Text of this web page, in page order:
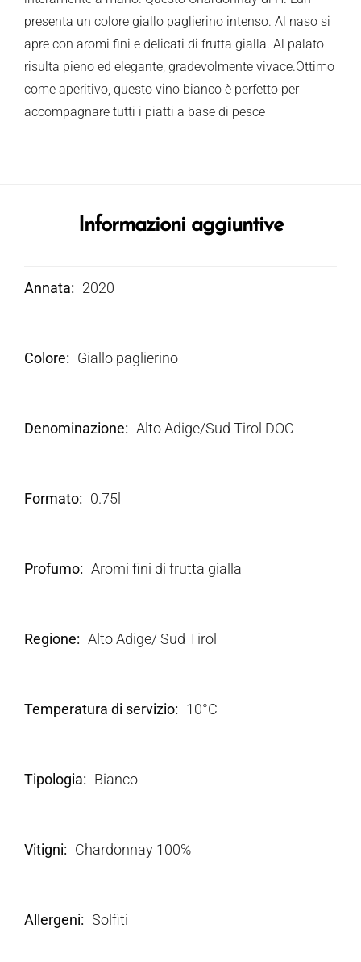
presenta un colore giallo paglierino intenso. Al naso si
apre con aromi fini e delicati di frutta gialla. Al palato
risulta pieno ed elegante, gradevolmente vivace.Ottimo
come aperitivo, questo vino bianco è perfetto per
accompagnare tutti i piatti a base di pesce
Informazioni aggiuntive
Annata 2020
Colore Giallo paglierino
Denominazione Alto Adige/Sud Tirol DOC
Formato 0.75l
Profumo Aromi fini di frutta gialla
Regione Alto Adige/ Sud Tirol
Temperatura di servizio 10°C
Tipologia Bianco
Vitigni Chardonnay 100%
Allergeni Solfiti